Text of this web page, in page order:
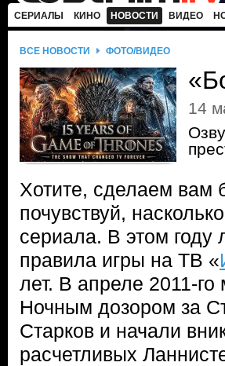
СЕРИАЛЫ КИНО НОВОСТИ ВИДЕО
ВСЕ НОВОСТИ ФОТО/ВИДЕО
14
Хотите, сделаем вам
почувствуй,
сериала. В этом году
правила игры на ТВ «
лет. В апреле 2011-
Ночным дозором за
Старков и начали
расчетливых